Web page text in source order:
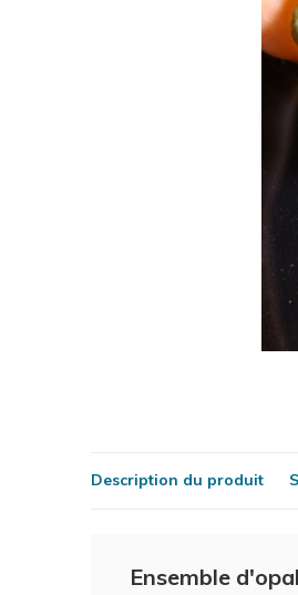
Description du produit
Ensemble